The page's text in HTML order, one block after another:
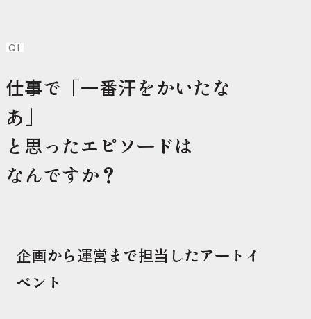
Q1
仕事で「一番汗をかいたな
あ」
と思ったエピソードは
なんですか？
企画から運営まで担当したアートイ
ベント